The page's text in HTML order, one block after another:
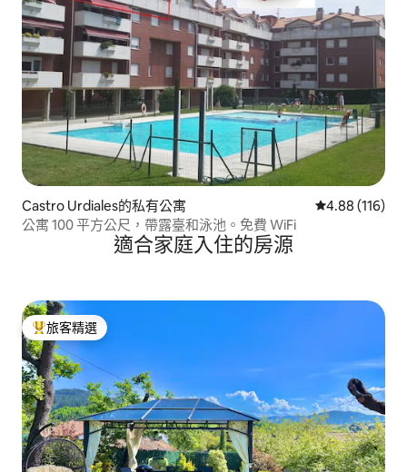
Castro Urdiales的私有公寓 從 116 則評價
4.88 (116)
公寓 100 平方公尺，帶露臺和泳池。免費 WiFi
適合家庭入住的房源
旅客精選榜首
旅客精選